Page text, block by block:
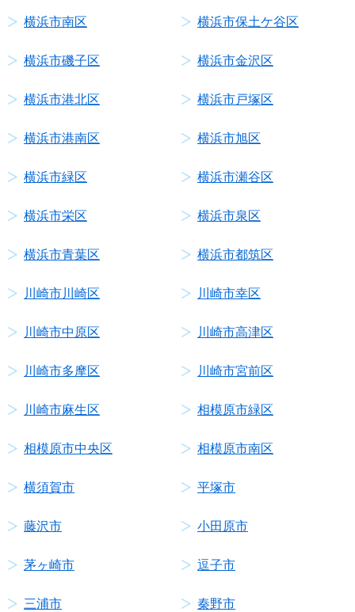
横浜市南区 横浜市保土ケ谷区
横浜市磯子区 横浜市金沢区
横浜市港北区 横浜市戸塚区
横浜市港南区 横浜市旭区
横浜市緑区 横浜市瀬谷区
横浜市栄区 横浜市泉区
横浜市青葉区 横浜市都筑区
川崎市川崎区 川崎市幸区
川崎市中原区 川崎市高津区
川崎市多摩区 川崎市宮前区
川崎市麻生区 相模原市緑区
相模原市中央区 相模原市南区
横須賀市 平塚市
藤沢市 小田原市
茅ヶ崎市 逗子市
三浦市 秦野市